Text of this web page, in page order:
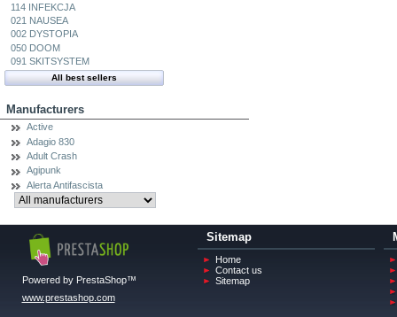
114 INFEKCJA
021 NAUSEA
002 DYSTOPIA
050 DOOM
091 SKITSYSTEM
All best sellers
Manufacturers
Active
Adagio 830
Adult Crash
Agipunk
Alerta Antifascista
Powered by PrestaShop™
www.prestashop.com
Sitemap
Home
Contact us
Sitemap